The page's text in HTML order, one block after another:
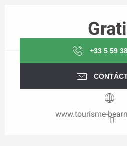
+33 5 59
www.tourisme-